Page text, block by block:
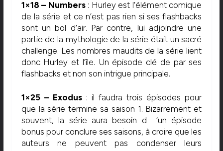
1×18 – Numbers: Hurley est l’élément comique
de la série et ce n’est pas rien si ses flashbacks
sont un bol d’air. Par contre, lui adjoindre une
partie de la mythologie de la série était un sacré
challenge. Les nombres maudits de la série lient
donc Hurley et l’île. Un épisode clé de par ses
flashbacks et non son intrigue principale.
1×25 – Exodus: il faudra trois épisodes pour
que la série termine sa saison 1. Bizarrement et
souvent, la série aura besoin d ‘un épisode
bonus pour conclure ses saisons, à croire que les
auteurs ne peuvent pas condenser leurs